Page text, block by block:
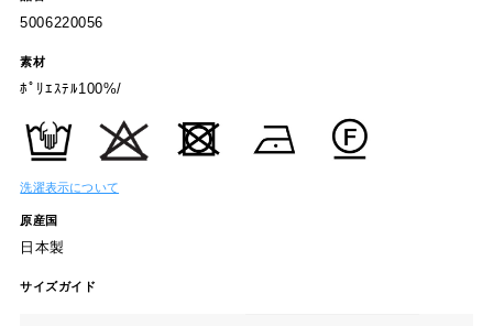
5006220056
素材
ﾎﾟﾘｴｽﾃﾙ100%/
洗濯表示について
原産国
日本製
サイズガイド